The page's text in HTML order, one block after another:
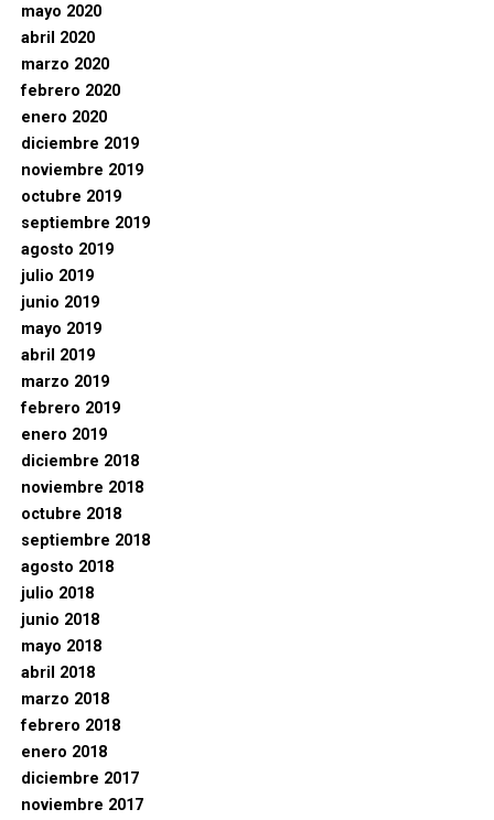
mayo 2020
abril 2020
marzo 2020
febrero 2020
enero 2020
diciembre 2019
noviembre 2019
octubre 2019
septiembre 2019
agosto 2019
julio 2019
junio 2019
mayo 2019
abril 2019
marzo 2019
febrero 2019
enero 2019
diciembre 2018
noviembre 2018
octubre 2018
septiembre 2018
agosto 2018
julio 2018
junio 2018
mayo 2018
abril 2018
marzo 2018
febrero 2018
enero 2018
diciembre 2017
noviembre 2017